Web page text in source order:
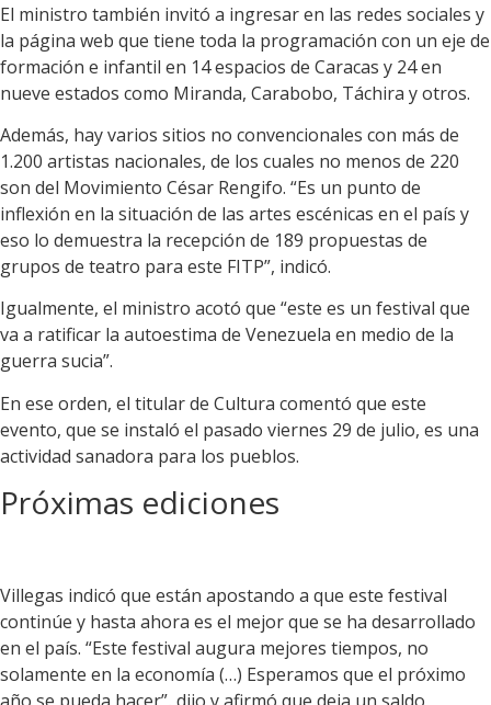
El ministro también invitó a ingresar en las redes sociales y
la página web que tiene toda la programación con un eje de
formación e infantil en 14 espacios de Caracas y 24 en
nueve estados como Miranda, Carabobo, Táchira y otros.
Además, hay varios sitios no convencionales con más de
1.200 artistas nacionales, de los cuales no menos de 220
son del Movimiento César Rengifo. “Es un punto de
inflexión en la situación de las artes escénicas en el país y
eso lo demuestra la recepción de 189 propuestas de
grupos de teatro para este FITP”, indicó.
Igualmente, el ministro acotó que “este es un festival que
va a ratificar la autoestima de Venezuela en medio de la
guerra sucia”.
En ese orden, el titular de Cultura comentó que este
evento, que se instaló el pasado viernes 29 de julio, es una
actividad sanadora para los pueblos.
Próximas ediciones
Villegas indicó que están apostando a que este festival
continúe y hasta ahora es el mejor que se ha desarrollado
en el país. “Este festival augura mejores tiempos, no
solamente en la economía (…) Esperamos que el próximo